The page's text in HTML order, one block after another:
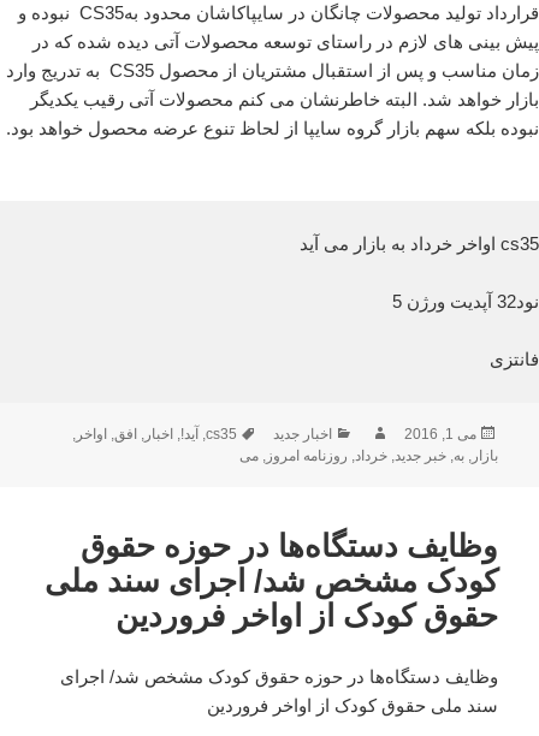
قرارداد تولید محصولات چانگان در سایپاکاشان محدود بهCS35 نبوده و
پیش بینی های لازم در راستای توسعه محصولات آتی دیده شده که در
زمان مناسب و پس از استقبال مشتریان از محصول CS35 به تدریج وارد
بازار خواهد شد. البته خاطرنشان می کنم محصولات آتی رقیب یکدیگر
نبوده بلکه سهم بازار گروه سایپا از لحاظ تنوع عرضه محصول خواهد بود.
cs35 اواخر خرداد به بازار می آید
نود32 آپدیت ورژن 5
فانتزی
ارسال
شده
می 1, 2016 نویسندهدسته‌ها
اخبار جدید برچسب‌ها
cs35
, آید!, اخبار, افق, اواخر,
بازار,به,خبر جدید,خرداد, روزنامه امروز,می
وظایف دستگاه‌ها در حوزه حقوق
کودک مشخص شد/ اجرای سند ملی
حقوق کودک از اواخر فروردین
وظایف دستگاه‌ها در حوزه حقوق کودک مشخص شد/ اجرای
سند ملی حقوق کودک از اواخر فروردین